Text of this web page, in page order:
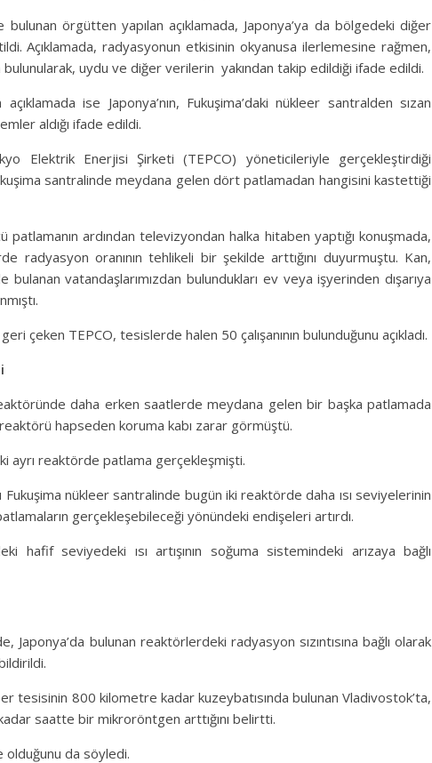
örgütten yapılan açıklamada, Japonya’ya da bölgedeki diğer
Açıklamada, radyasyonun etkisinin okyanusa ilerlemesine rağmen,
bulunularak, uydu ve diğer verilerin yakından takip edildiği ifade edildi.
ise Japonya’nın, Fukuşima’daki nükleer santralden sızan
aldığı ifade edildi.
Elektrik Enerjisi Şirketi (TEPCO) yöneticileriyle gerçekleştirdiği
santralinde meydana gelen dört patlamadan hangisini kastettiği
patlamanın ardından televizyondan halka hitaben yaptığı konuşmada,
radyasyon oranının tehlikeli bir şekilde arttığını duyurmuştu. Kan,
vatandaşlarımızdan bulundukları ev veya işyerinden dışarıya
çeken TEPCO, tesislerde halen 50 çalışanının bulunduğunu açıkladı.
daha erken saatlerde meydana gelen bir başka patlamada
reaktörü hapseden koruma kabı zarar görmüştü.
ayrı reaktörde patlama gerçekleşmişti.
Fukuşima nükleer santralinde bugün iki reaktörde daha ısı seviyelerinin
gerçekleşebileceği yönündeki endişeleri artırdı.
hafif seviyedeki ısı artışının soğuma sistemindeki arızaya bağlı
Japonya’da bulunan reaktörlerdeki radyasyon sızıntısına bağlı olarak
tesisinin 800 kilometre kadar kuzeybatısında bulunan Vladivostok’ta,
saatte bir mikroröntgen arttığını belirtti.
olduğunu da söyledi.